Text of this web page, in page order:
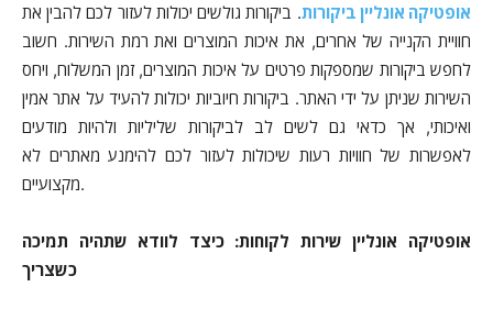
אופטיקה אונליין ביקורות. ביקורות גולשים יכולות לעזור לכם להבין את
חוויית הקנייה של אחרים, את איכות המוצרים ואת רמת השירות. חשוב
לחפש ביקורות שמספקות פרטים על איכות המוצרים, זמן המשלוח, ויחס
השירות שניתן על ידי האתר. ביקורות חיוביות יכולות להעיד על אתר אמין
ואיכותי, אך כדאי גם לשים לב לביקורות שליליות ולהיות מודעים
לאפשרות של חוויות רעות שיכולות לעזור לכם להימנע מאתרים לא
מקצועיים.
אופטיקה אונליין שירות לקוחות: כיצד לוודא שתהיה תמיכה
כשצריך